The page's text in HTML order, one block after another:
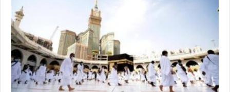
وظائف
شاغرة
فى
3
مدن
مغلقة